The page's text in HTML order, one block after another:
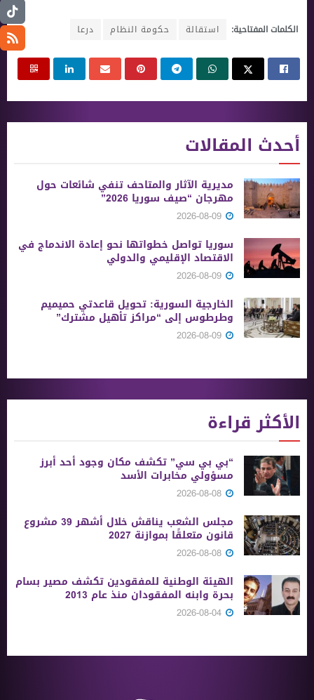
الكلمات المفتاحية: استقالة حكومة النظام درعا
أحدث المقالات
مديرية الآثار والمتاحف تنفي شائعات حول
مهرجان “صيف سوريا 2026”
سوريا تواصل خطواتها نحو إعادة الاندماج في
الاقتصاد الإقليمي والدولي
الخارجية السورية: تحويل قاعدتي حميميم
وطرطوس إلى “مراكز تأهيل مشترك”
الأكثر قراءة
“بي بي سي” تكشف مكان وجود أحد أبرز
مسؤولي مخابرات الأسد
مجلس الشعب يناقش خلال أشهر 39 مشروع
قانون متعلقًا بموازنة 2027
الهيئة الوطنية للمفقودين تكشف مصير بسام
بحرة وابنه المفقودان منذ عام 2013